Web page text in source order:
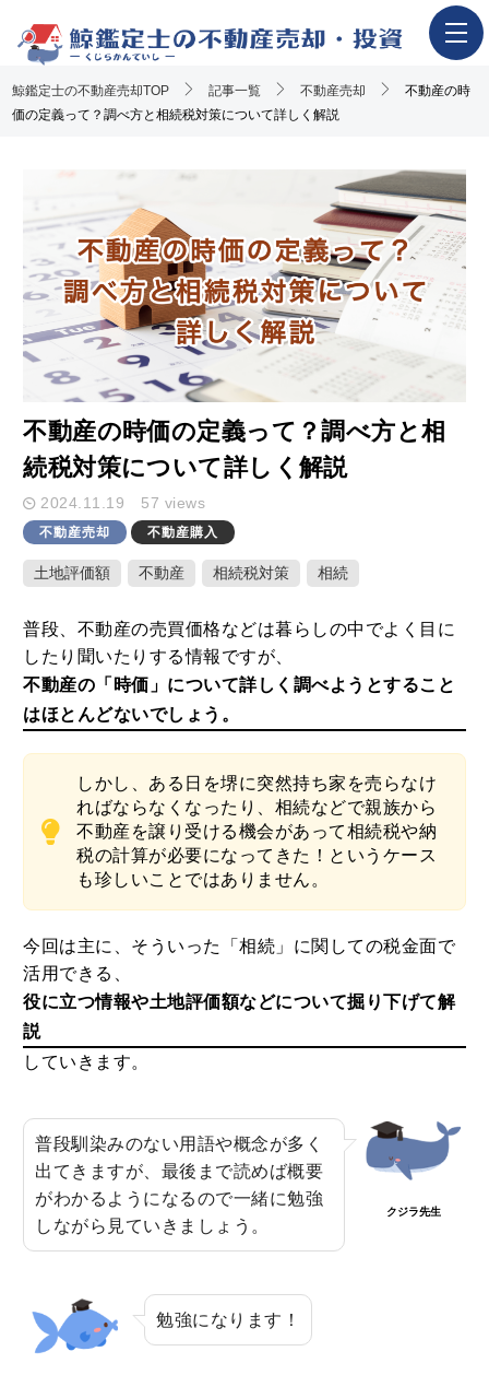
ホーム
一押し査定業者一覧
アンケート調査概要
不動産売却体験談
執筆・監修者
おすすめ記事
Youtube解説記事
キーワード検索
ここ1ヶ月の人気記事
1
家や庭が広いメリット・デメリットと
固定資産税を減らすための活用方法
2020.10.01
土地や建物の不動産を学校法人に個人
3
MEホールディングスの評判！不動産売
野村の仲介+（PLUS）の評判や強みと
は？噂や口コミから知る満足度合
2020.07.26
5
農協JA住宅ローン金利や審査は？借り
鯨鑑定士の不動産売却TOP 記事一覧 不動産売却
不動産の時
価の定義って？調べ方と相続税対策について詳しく解説
不動産の時価の定義って？調べ方と相
続税対策について詳しく解説
2024.11.19 57 views
不動産売却 不動産購入
土地評価額 不動産 相続税対策 相続
普段、不動産の売買価格などは暮らしの中でよく目に
したり聞いたりする情報ですが、
不動産の「時価」について詳しく調べようとすること
はほとんどないでしょう。
しかし、ある日を堺に突然持ち家を売らなけ
ればならなくなったり、相続などで親族から
不動産を譲り受ける機会があって相続税や納
税の計算が必要になってきた！というケース
も珍しいことではありません。
今回は主に、そういった「相続」に関しての税金面で
活用できる、
役に立つ情報や土地評価額などについて掘り下げて解
説
していきます。
普段馴染みのない用語や概念が多く
出てきますが、最後まで読めば概要
がわかるようになるので一緒に勉強
しながら見ていきましょう。
クジラ先生
勉強になります！